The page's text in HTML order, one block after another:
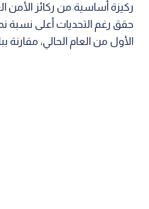
ركيزة أساسية من ركائز الأمن
الأول من العام الحالي، مقارنة